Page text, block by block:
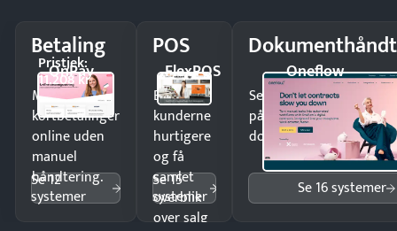
Betaling
OnPay
Pristjek:
11.208 kr
Modtag
kortbetalinger
online uden
manuel
håndtering.
Se 12
systemer
POS
FlexPOS
Ekspedér
kunderne
hurtigere
og få
samlet
overblik
over salg
Se 15
systemer
Oneflow
Send kontrakter til
på minutter og mist
dokumenter.
Se 16 systemer